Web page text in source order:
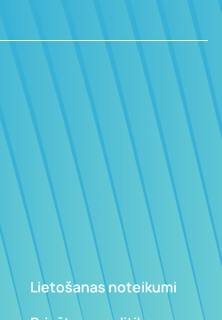
Lietošanas noteikumi